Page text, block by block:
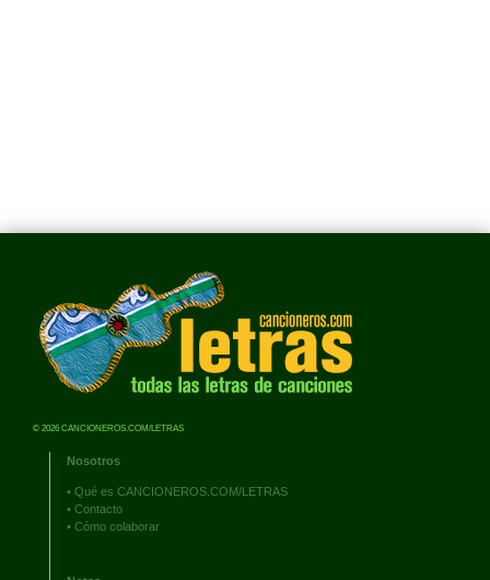
© 2026 CANCIONEROS.COM/LETRAS
Nosotros
• Qué es CANCIONEROS.COM/LETRAS
• Contacto
• Cómo colaborar